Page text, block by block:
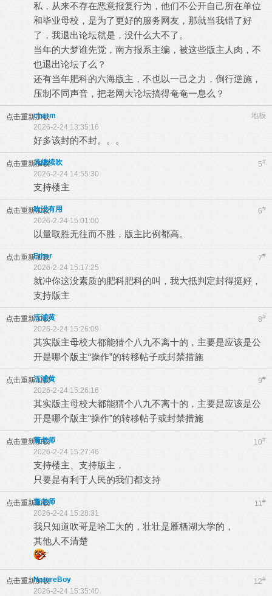
私，从来不存在恶意报复行为，他们不公开自己所在单位
和毕业母校，是为了更好的服务网友，那就当我错了好
了，我退出论坛就是，没什么大不了。
当年的大梦谁先觉，南方报系主编，被这些版主人肉，不
也退出论坛了么？
还有当年肥科的六海版主，不也以一己之力，倒行逆施，
压制不同声音，把老网大论坛搞得奄奄一息么？
点击重新加载 地板
charm
2026-2-24 13:35:16
好多该封的不封。。。
点击重新加载 5#
风继续吹
2026-2-24 14:55:30
支持楼主
点击重新加载 6#
吹没有用
2026-2-24 15:01:00
以量取胜无往而不胜，版主比例都高。
点击重新加载 7#
Ether
2026-2-24 15:17:25
就冲你这没素质的肥科肥科的叫，我大抵判定封得挺好，
支持版主
点击重新加载 8#
江浦黄
2026-2-24 15:26:09
其实版主母校大都能猜个八九不离十的，主要是应该是公
开是哪个版主“操作”的转移帖子或封禁措施
点击重新加载 9#
江浦黄
2026-2-24 15:26:16
其实版主母校大都能猜个八九不离十的，主要是应该是公
开是哪个版主“操作”的转移帖子或封禁措施
点击重新加载 10#
董老师
2026-2-24 15:27:46
支持楼主、支持版主，
只要是有利于人民的我们都支持
点击重新加载 11#
董老师
2026-2-24 15:28:31
我只知道吹哥是哈工大的，壮壮是雁栖湖大学的，
其他人不清楚
点击重新加载 12#
NatureBoy
2026-2-24 15:35:40